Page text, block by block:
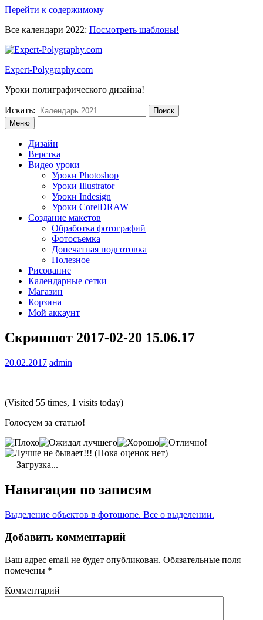
Перейти к содержимому
Все календари 2022: Посмотреть шаблоны!
Expert-Polygraphy.com
Уроки полиграфического дизайна!
Искать:
Меню
Дизайн
Верстка
Видео уроки
Уроки Photoshop
Уроки Illustrator
Уроки Indesign
Уроки CorelDRAW
Создание макетов
Обработка фотографий
Фотосъемка
Допечатная подготовка
Полезное
Рисование
Календарные сетки
Магазин
Корзина
Мой аккаунт
Скриншот 2017-02-20 15.06.17
20.02.2017 admin
(Visited 55 times, 1 visits today)
Голосуем за статью!
(Пока оценок нет)
Загрузка...
Навигация по записям
Выделение объектов в фотошопе. Все о выделении.
Добавить комментарий
Ваш адрес email не будет опубликован. Обязательные поля
помечены *
Комментарий